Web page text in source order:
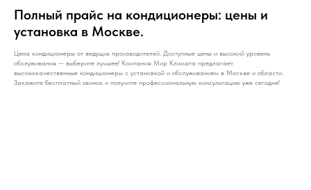
Полный прайс на кондиционеры: цены и
установка в Москве.
Цена кондиционеры от ведущих производителей. Доступные цены и высокий уровень
обслуживания — выберите лучшее! Компания Мир Климата предлагает
высококачественные кондиционеры с установкой и обслуживанием в Москве и области.
Закажите бесплатный звонок и получите профессиональную консультацию уже сегодня!